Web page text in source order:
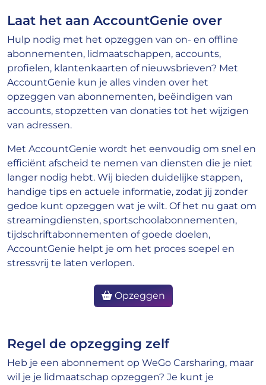
Laat het aan AccountGenie over
Hulp nodig met het opzeggen van on- en offline
abonnementen, lidmaatschappen, accounts,
profielen, klantenkaarten of nieuwsbrieven? Met
AccountGenie kun je alles vinden over het
opzeggen van abonnementen, beëindigen van
accounts, stopzetten van donaties tot het wijzigen
van adressen.
Met AccountGenie wordt het eenvoudig om snel en
efficiënt afscheid te nemen van diensten die je niet
langer nodig hebt. Wij bieden duidelijke stappen,
handige tips en actuele informatie, zodat jij zonder
gedoe kunt opzeggen wat je wilt. Of het nu gaat om
streamingdiensten, sportschoolabonnementen,
tijdschriftabonnementen of goede doelen,
AccountGenie helpt je om het proces soepel en
stressvrij te laten verlopen.
Opzeggen
Regel de opzegging zelf
Heb je een abonnement op WeGo Carsharing, maar
wil je je lidmaatschap opzeggen? Je kunt je